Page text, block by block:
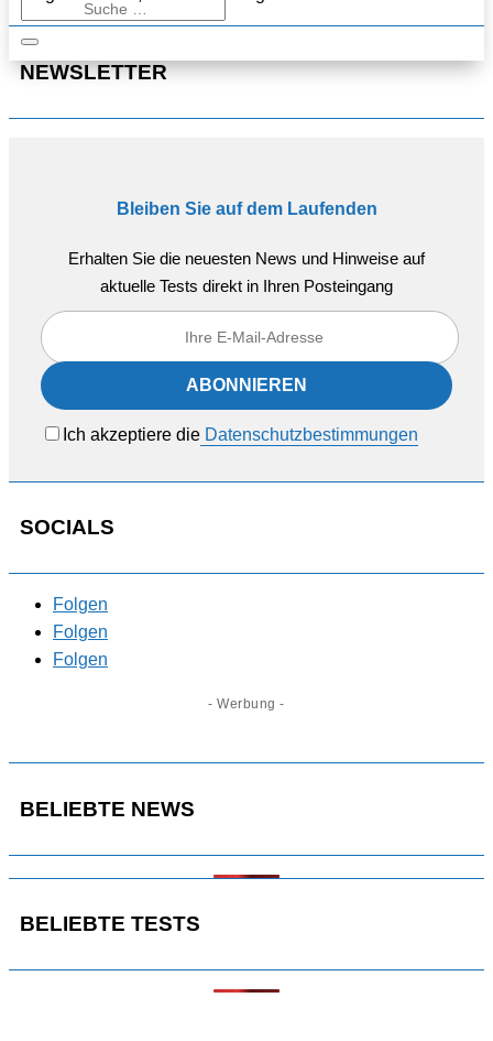
NEWSLETTER
Bleiben Sie auf dem Laufenden
Erhalten Sie die neuesten News und Hinweise auf
aktuelle Tests direkt in Ihren Posteingang
Ich akzeptiere die Datenschutzbestimmungen
SOCIALS
Folgen
Folgen
Folgen
- Werbung -
BELIEBTE NEWS
BELIEBTE TESTS